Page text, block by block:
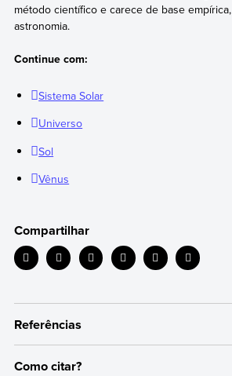
método científico e carece de base
astronomia.
Continue com:
Sistema Solar
Universo
Sol
Vênus
Compartilhar
Referências
Todas as informações que oferecemos são
Como citar?